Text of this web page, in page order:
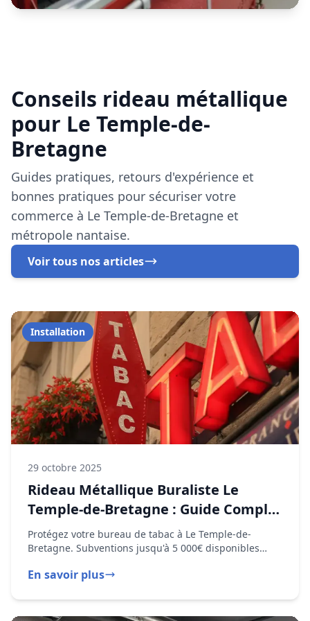
Installation
29 octobre 2025
Rideau Métallique Buraliste Le
Temple-de-Bretagne : Guide Complet
2025
Protégez votre bureau de tabac à Le Temple-de-
Bretagne. Subventions jusqu'à 5 000€ disponibles
pour l'installation de rideaux métalliques.
En savoir plus
Dépannage